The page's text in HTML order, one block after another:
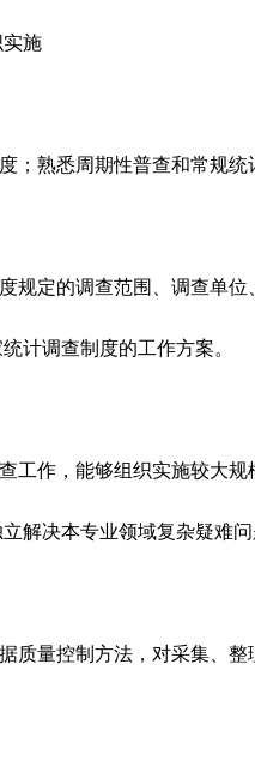
施
；熟悉周期性普查和常规
规定的调查范围、调查单
计调查制度的工作方案。
工作，能够组织实施较大
解决本专业领域复杂疑难
质量控制方法，对采集、